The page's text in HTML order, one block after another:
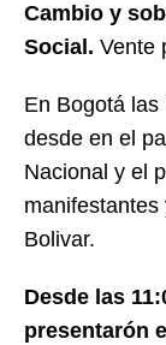
Cambio y
Social. Vente
En Bogotá
desde en el
Nacional y el
Bolivar.
Desde las
presentarón